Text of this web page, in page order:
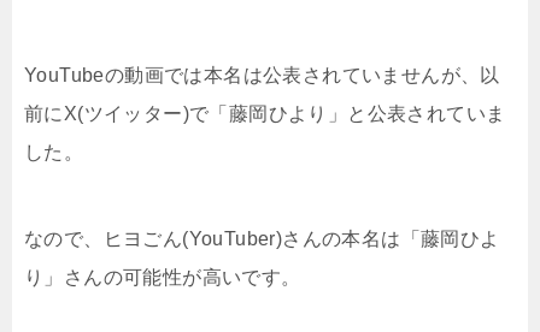
YouTubeの動画では本名は公表されていませんが、以
前にX(ツイッター)で「藤岡ひより」と公表されていま
した。
なので、ヒヨごん(YouTuber)さんの本名は「藤岡ひよ
り」さんの可能性が高いです。